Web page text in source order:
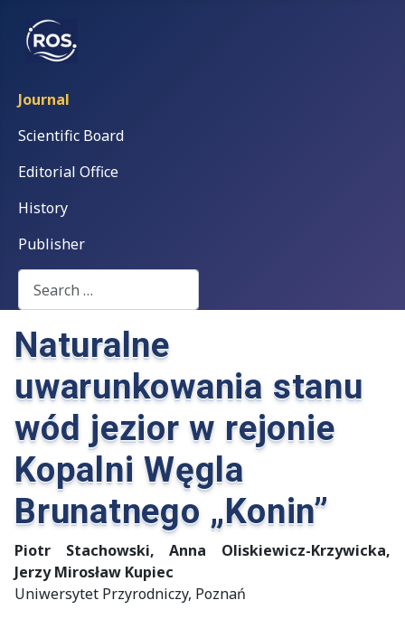
Journal
Scientific Board
Editorial Office
History
Publisher
Search
Naturalne
uwarunkowania stanu
wód jezior w rejonie
Kopalni Węgla
Brunatnego „Konin”
Piotr Stachowski, Anna Oliskiewicz-Krzywicka,
Jerzy Mirosław Kupiec
Uniwersytet Przyrodniczy, Poznań